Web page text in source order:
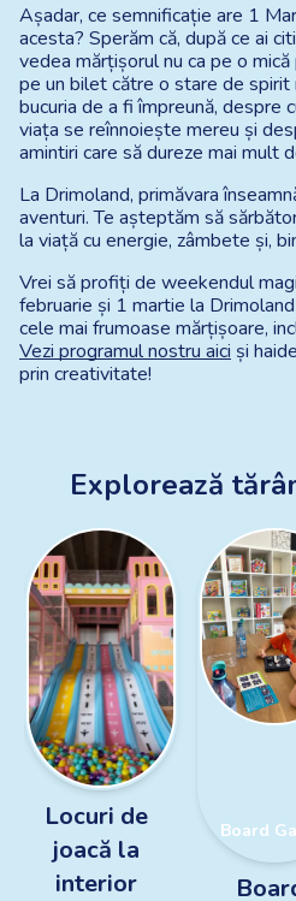
Așadar, ce semnificație are 1
acesta? Sperăm că, după ce ai
vedea mărțișorul nu ca pe o mică
pe un bilet către o stare de spirit
bucuria de a fi împreună, despre
viața se reînnoiește mereu și
amintiri care să dureze mai mult
La Drimoland, primăvara
aventuri. Te așteptăm să
la viață cu energie, zâmbete și,
Vrei să profiți de weekendul
februarie și 1 martie la
cele mai frumoase mărțișoare,
Vezi programul nostru aici și
prin creativitate!
Explorează
Locuri de joacă la
Locuri de
joacă la
interior
Board